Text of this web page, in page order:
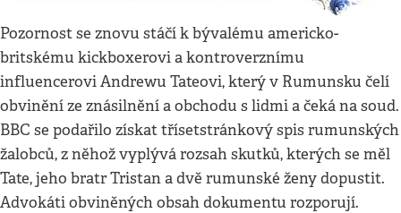
Pozornost se znovu stáčí k bývalému americko-
britskému kickboxerovi a kontroverznímu
influencerovi Andrewu Tateovi, který v Rumunsku čelí
obvinění ze znásilnění a obchodu s lidmi a čeká na soud.
BBC se podařilo získat třísetstránkový spis rumunských
žalobců, z něhož vyplývá rozsah skutků, kterých se měl
Tate, jeho bratr Tristan a dvě rumunské ženy dopustit.
Advokáti obviněných obsah dokumentu rozporují.